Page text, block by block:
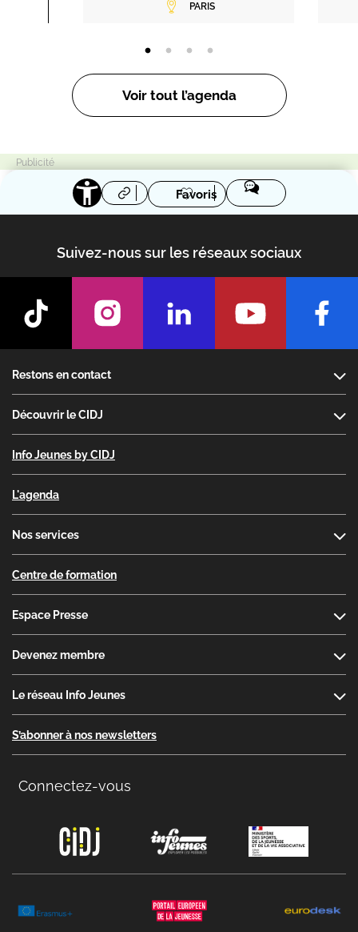
PARIS
Voir tout l’agenda
Favoris
Suivez-nous sur les réseaux sociaux
Restons en contact
Découvrir le CIDJ
Info Jeunes by CIDJ
L'agenda
Nos services
Centre de formation
Espace Presse
Devenez membre
Le réseau Info Jeunes
S’abonner à nos newsletters
Connectez-vous